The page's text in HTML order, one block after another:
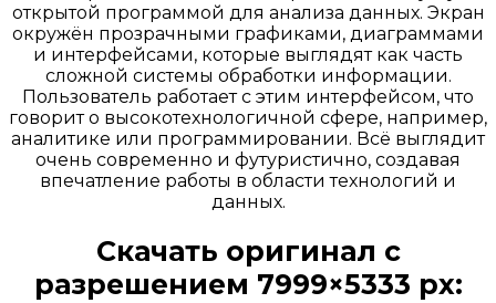
открытой программой для анализа данных. Экран
окружён прозрачными графиками, диаграммами
и интерфейсами, которые выглядят как часть
сложной системы обработки информации.
Пользователь работает с этим интерфейсом, что
говорит о высокотехнологичной сфере, например,
аналитике или программировании. Всё выглядит
очень современно и футуристично, создавая
впечатление работы в области технологий и
данных.
Скачать оригинал с
разрешением 7999×5333 px: